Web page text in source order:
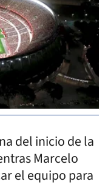
del inicio de la
Marcelo
el equipo para